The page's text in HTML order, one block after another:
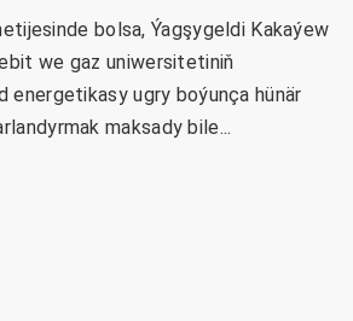
bolsa, Ýagşygeldi Kakaýew
we gaz uniwersitetiniň
energetikasy ugry boýunça hünär
maksady bile...